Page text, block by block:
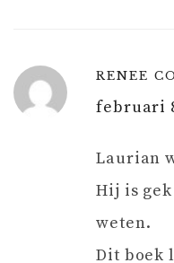
RENEE
februari
Laurian
Hij is
weten.
Dit boek